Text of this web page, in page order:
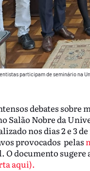
participam de seminário na
debates
Salão Nobre da
nos dias 2 e 3
provocados pelas
O documento
aqui).